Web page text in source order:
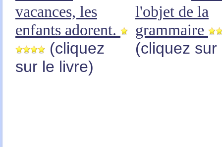
vacances, les
enfants adorent.
(cliquez
sur le livre)
l'objet de la
grammaire
(cliquez sur